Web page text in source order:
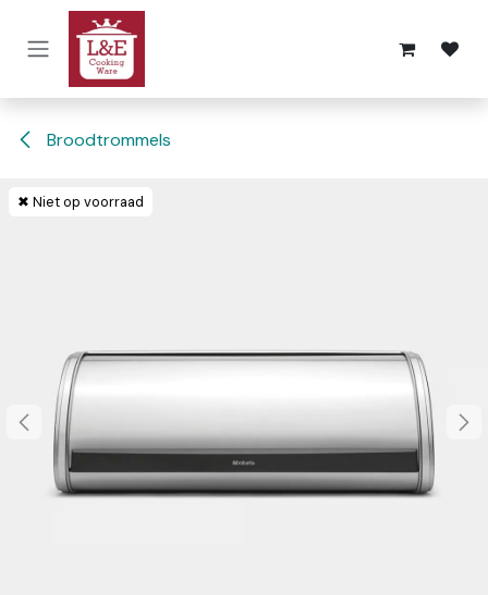
Overslaan naar inhoud
Broodtrommels
✖ Niet op voorraad
✖ Niet op voorraad